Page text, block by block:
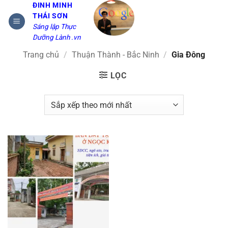
qua
ĐINH MINH
THÁI SƠN
Sáng lập Thực
Dưỡng Lành .vn
Trang chủ / Thuận Thành - Bắc Ninh / Gia Đông
LỌC